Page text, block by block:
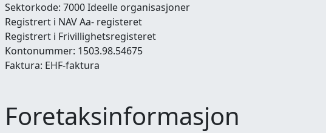
Sektorkode: 7000 Ideelle organisasjoner
Registrert i NAV Aa- registeret
Registrert i Frivillighetsregisteret
Kontonummer: 1503.98.54675
Faktura: EHF-faktura
Foretaksinformasjon